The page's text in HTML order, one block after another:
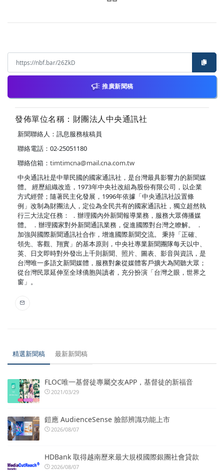
推廣新聞稿
發佈單位名稱：財團法人中央通訊社
新聞聯絡人：訊息服務核稿員
聯絡電話：02-25051180
聯絡信箱： timtimcna@mail.cna.com.tw
中央通訊社是中華民國的國家通訊社，是台灣最具影響力的新聞媒
體。 經歷組織改造，1973年中央社改組為股份有限公司，以企業
方式經營；隨著民主化發展，1996年依據「中央通訊社設置條
例」改制為財團法人，定位為全民共有的國家通訊社，獨立超然執
行三大法定任務： ．辦理國內外新聞報導業務，服務大眾傳播媒
體。 ．辦理國家對外新聞通訊業務，促進國際對台灣之瞭解。 ．
加強與國際新聞通訊社合作，增進國際新聞交流。 秉持「正確、
領先、客觀、翔實」的基本原則，中央社專業新聞團隊每天以中、
英、日文即時對外發出上千則新聞、照片、圖表、影音與資訊，是
台灣唯一多語文新聞媒體，服務對象從媒體客戶擴大為閱聽大眾；
從台灣民眾延伸至全球僑胞與讀者，充分扮演「台灣之眼，世界之
窗」。
精選新聞稿 最新新聞稿
FLOC唯一基督徒專屬交友APP，基督徒的新福音
2021/03/29
鎧應 AudienceSense 臉部辨識功能上市
2026/08/07
HDBank 取得越南歷來最大規模國際銀團社會貸款
2026/08/07